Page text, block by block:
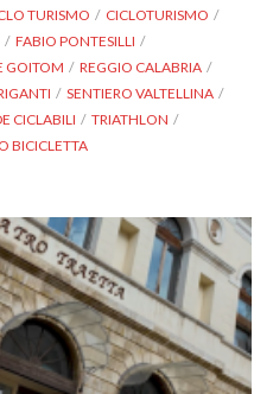
TURISMO
CICLOTURISMO
FABIO PONTESILLI
GOITOM
REGGIO CALABRIA
SENTIERO VALTELLINA
CICLABILI
TRIATHLON
BICICLETTA